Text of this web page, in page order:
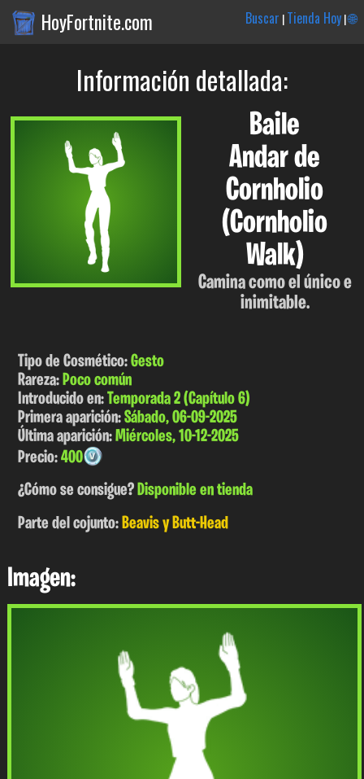
HoyFortnite.com Buscar |Tienda Hoy|🌐
Información detallada:
Baile
Andar de
Cornholio
(Cornholio
Walk)
Camina como el único e
inimitable.
Tipo de Cosmético:Gesto
Rareza:Poco común
Introducido en:Temporada 2 (Capítulo 6)
Primera aparición:Sábado, 06-09-2025
Última aparición:Miércoles, 10-12-2025
Precio:400
¿Cómo se consigue?Disponible en tienda
Parte del cojunto:Beavis y Butt-Head
Imagen: